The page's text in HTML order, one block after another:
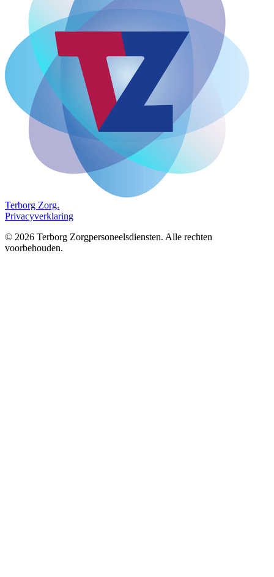
Terborg Zorg.
Privacyverklaring
© 2026 Terborg Zorgpersoneelsdiensten. Alle rechten
voorbehouden.